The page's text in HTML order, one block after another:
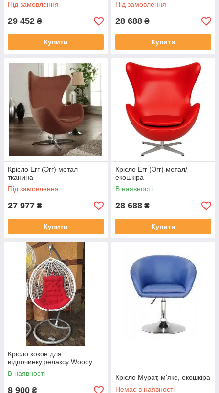
Під замовлення
29 452 ₴
Купити
Під замовлення
28 688 ₴
Купити
Крісло Егг (Эгг) метал
тканина
Під замовлення
27 977 ₴
Купити
Крісло Егг (Эгг) метал/
екошкіра
В наявності
28 688 ₴
Купити
Крісло кокон для
відпочинку,релаксу Woody
В наявності
8 900 ₴
Крісло Мурат, м'яке, екошкіра
Немає в наявності